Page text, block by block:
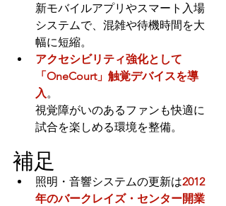
新モバイルアプリやスマート入場
システムで、混雑や待機時間を大
幅に短縮。
アクセシビリティ強化として
「OneCourt」触覚デバイスを導
入 。
視覚障がいのあるファンも快適に
試合を楽しめる環境を整備。
補足
照明・音響システムの更新は2012
年のバークレイズ・センター開業